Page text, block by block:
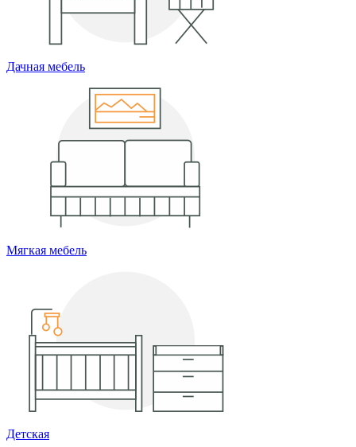
Дачная мебель
Мягкая мебель
Детская